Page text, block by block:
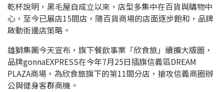
乾杯說明，黑毛屋自成立以來，店型多集中在百貨與購物中
心，至今已展店15間店，隨百貨商場的店面逐步飽和，品牌
啟動街邊店策略。
雄獅集團今天宣布，旗下餐飲事業「欣食旅」續擴大版圖，
品牌gonnaEXPRESS在今年7月25日插旗信義區DREAM
PLAZA商場，為欣食旅旗下的第11間分店，搶攻信義商圈辦
公與健身客群商機。